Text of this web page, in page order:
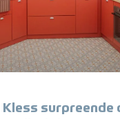
Kless surpreende